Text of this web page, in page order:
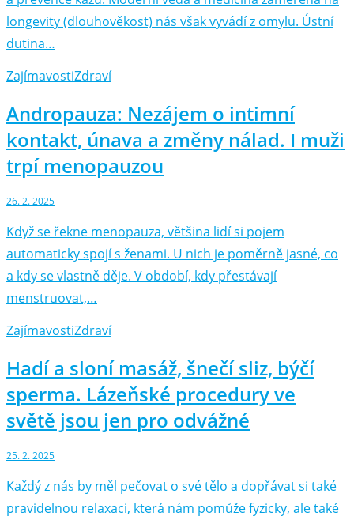
longevity (dlouhověkost) nás však vyvádí z omylu. Ústní
dutina…
ZajímavostiZdraví
Andropauza: Nezájem o intimní
kontakt, únava a změny nálad. I muži
trpí menopauzou
26. 2. 2025
Když se řekne menopauza, většina lidí si pojem
automaticky spojí s ženami. U nich je poměrně jasné, co
a kdy se vlastně děje. V období, kdy přestávají
menstruovat,…
ZajímavostiZdraví
Hadí a sloní masáž, šnečí sliz, býčí
sperma. Lázeňské procedury ve
světě jsou jen pro odvážné
25. 2. 2025
Každý z nás by měl pečovat o své tělo a dopřávat si také
pravidelnou relaxaci, která nám pomůže fyzicky, ale také